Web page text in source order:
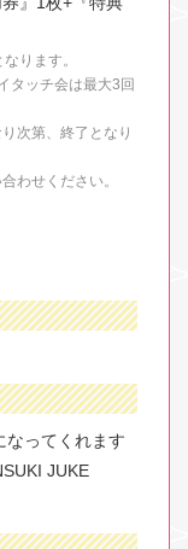
ります。
タッチ会は最大3回
次第、終了となり
わせください。
なってくれます
JUKE